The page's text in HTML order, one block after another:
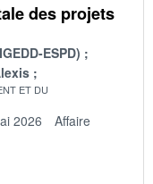
des projets
ESPD)
ET DU
2026
Affaire